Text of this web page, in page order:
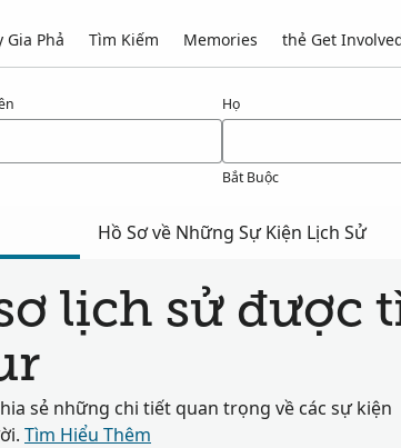
Gia Phả Tìm Kiếm Memories thẻ Get
Họ
Bắt Buộc
Hồ Sơ về Những Sự Kiện Lịch Sử
lịch sử được
sẻ những chi tiết quan trọng về các sự kiện
Tìm Hiểu Thêm